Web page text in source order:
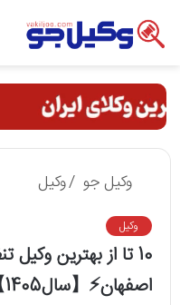
وکیل جو /وکیل
وکیل
10 تا از بهترین وکیل
اصفهان⚡【سال1405】⚖️